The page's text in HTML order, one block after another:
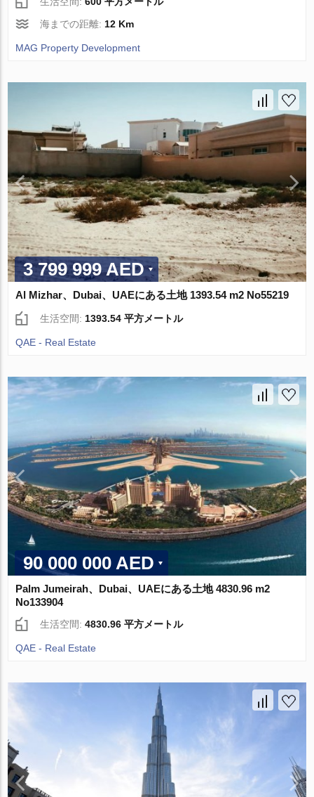
海までの距離: 12 Km
MAG Property Development
3 799 999 AED
Al Mizhar、Dubai、UAEにある土地 1393.54 m2 No55219
生活空間: 1393.54 平方メートル
QAE - Real Estate
90 000 000 AED
Palm Jumeirah、Dubai、UAEにある土地 4830.96 m2
No133904
生活空間:4830.96 平方メートル
QAE - Real Estate